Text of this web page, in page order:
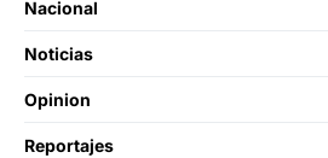
Nacional
Noticias
Opinion
Reportajes